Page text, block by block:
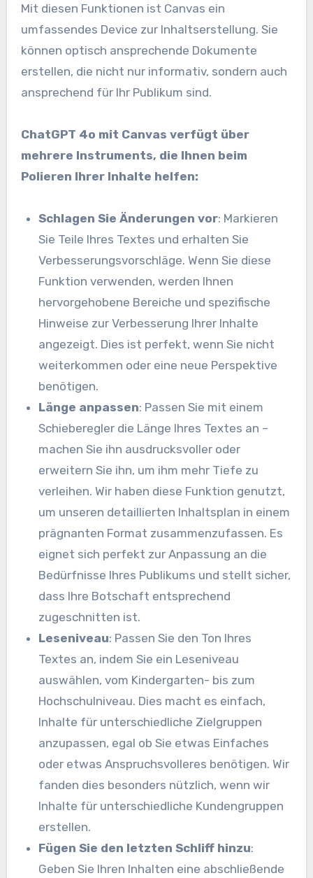
Mit diesen Funktionen ist Canvas ein
umfassendes Device zur Inhaltserstellung. Sie
können optisch ansprechende Dokumente
erstellen, die nicht nur informativ, sondern auch
ansprechend für Ihr Publikum sind.
ChatGPT 4o mit Canvas verfügt über
mehrere Instruments, die Ihnen beim
Polieren Ihrer Inhalte helfen:
Schlagen Sie Änderungen vor: Markieren
Sie Teile Ihres Textes und erhalten Sie
Verbesserungsvorschläge. Wenn Sie diese
Funktion verwenden, werden Ihnen
hervorgehobene Bereiche und spezifische
Hinweise zur Verbesserung Ihrer Inhalte
angezeigt. Dies ist perfekt, wenn Sie nicht
weiterkommen oder eine neue Perspektive
benötigen.
Länge anpassen: Passen Sie mit einem
Schieberegler die Länge Ihres Textes an –
machen Sie ihn ausdrucksvoller oder
erweitern Sie ihn, um ihm mehr Tiefe zu
verleihen. Wir haben diese Funktion genutzt,
um unseren detaillierten Inhaltsplan in einem
prägnanten Format zusammenzufassen. Es
eignet sich perfekt zur Anpassung an die
Bedürfnisse Ihres Publikums und stellt sicher,
dass Ihre Botschaft entsprechend
zugeschnitten ist.
Leseniveau: Passen Sie den Ton Ihres
Textes an, indem Sie ein Leseniveau
auswählen, vom Kindergarten- bis zum
Hochschulniveau. Dies macht es einfach,
Inhalte für unterschiedliche Zielgruppen
anzupassen, egal ob Sie etwas Einfaches
oder etwas Anspruchsvolleres benötigen. Wir
fanden dies besonders nützlich, wenn wir
Inhalte für unterschiedliche Kundengruppen
erstellen.
Fügen Sie den letzten Schliff hinzu:
Geben Sie Ihren Inhalten eine abschließende